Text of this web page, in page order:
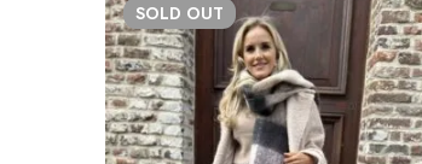
SOLD OUT